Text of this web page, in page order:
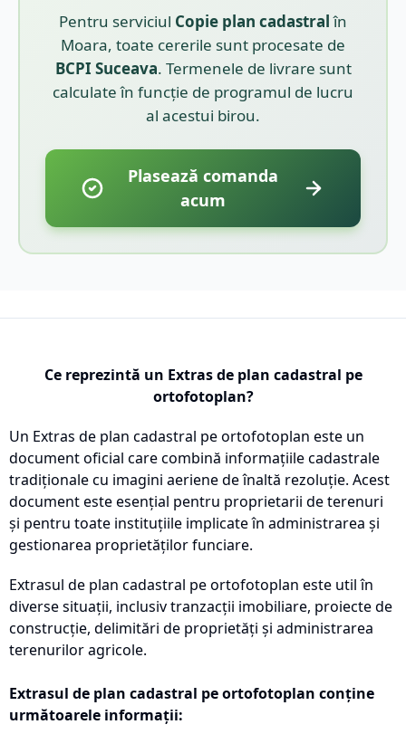
Pentru serviciul Copie plan cadastralîn
Moara, toate cererile sunt procesate de
BCPI Suceava. Termenele de livrare sunt
calculate în funcție de programul de lucru
al acestui birou.
Plasează comanda
acum
Ce reprezintă un Extras de plan cadastral pe
ortofotoplan?
Un Extras de plan cadastral pe ortofotoplan este un
document oficial care combină informațiile cadastrale
tradiționale cu imagini aeriene de înaltă rezoluție. Acest
document este esențial pentru proprietarii de terenuri
și pentru toate instituțiile implicate în administrarea și
gestionarea proprietăților funciare.
Extrasul de plan cadastral pe ortofotoplan este util în
diverse situații, inclusiv tranzacții imobiliare, proiecte de
construcție, delimitări de proprietăți și administrarea
terenurilor agricole.
Extrasul de plan cadastral pe ortofotoplan conține
următoarele informații: